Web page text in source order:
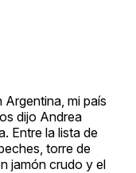
mi país
dijo Andrea
Entre la lista de
torre de
jamón crudo y el